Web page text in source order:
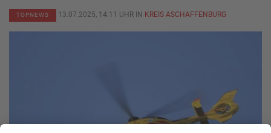
TOPNEWS 13.07.2025, 14:11 UHR IN KREIS ASCHAFFENBURG